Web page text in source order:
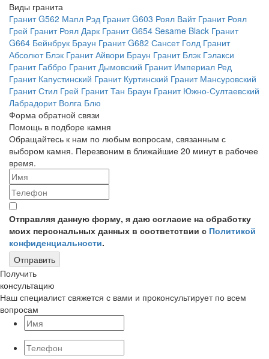
Виды гранита
Гранит G562 Мапл Рэд Гранит G603 Роял Вайт Гранит Роял
Грей Гранит Роял Дарк Гранит G654 Sesame Black Гранит
G664 Бейнбрук Браун Гранит G682 Сансет Голд Гранит
Абсолют Блэк Гранит Айвори Браун Гранит Блэк Гэлакси
Гранит Габбро Гранит Дымовский Гранит Империал Ред
Гранит Капустинский Гранит Куртинский Гранит Мансуровский
Гранит Стил Грей Гранит Тан Браун Гранит Южно-Султаевский
Лабрадорит Волга Блю
Форма обратной связи
Помощь в подборе камня
Обращайтесь к нам по любым вопросам, связанным с
выбором камня. Перезвоним в ближайшие 20 минут в рабочее
время.
Отправляя данную форму, я даю согласие на обработку
моих персональных данных в соответствии с Политикой
конфиденциальности.
Отправить
Получить
консультацию
Наш специалист свяжется с вами и проконсультирует по всем
вопросам